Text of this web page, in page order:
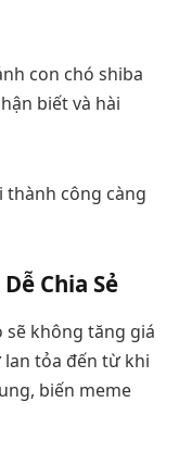
con chó shiba
biết và hài
thành công càng
Chia Sẻ
sẽ không tăng giá
tỏa đến từ khi
biến meme